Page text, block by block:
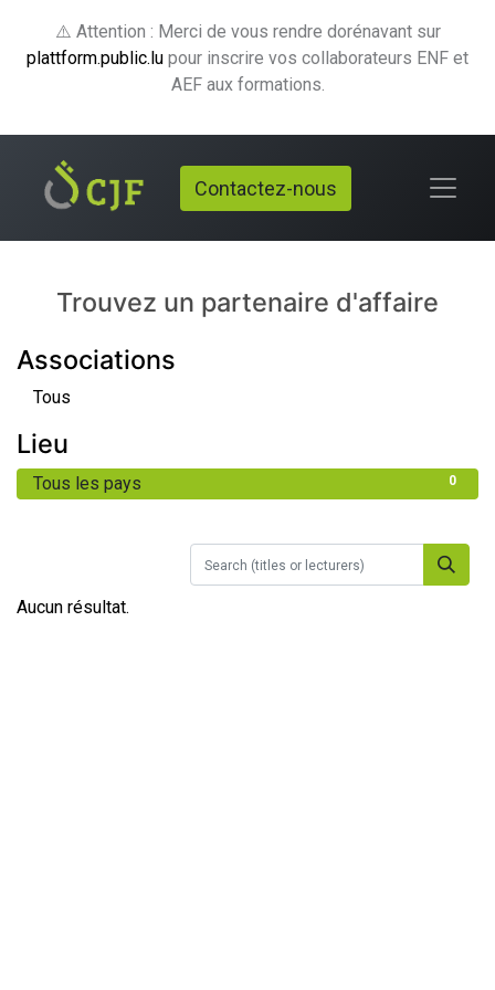
⚠️ Attention : Merci de vous rendre dorénavant sur
plattform.public.lu pour inscrire vos collaborateurs ENF et
AEF aux formations.
Contactez-nous
Trouvez un partenaire d'affaire
Associations
Tous
Lieu
Tous les pays 0
Aucun résultat.